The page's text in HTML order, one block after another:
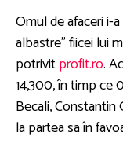
Omul de afaceri i-
albastre” fiicei lui
potrivitprofit.ro.
14,300, în timp ce
Becali, Constantin
la partea sa în